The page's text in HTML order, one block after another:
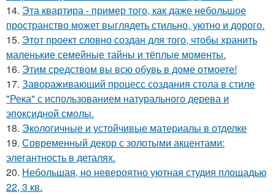
14. Эта квартира - пример того, как даже небольшое
пространство может выглядеть стильно, уютно и дорого.
15. Этот проект словно создан для того, чтобы хранить
маленькие семейные тайны и тёплые моменты.
16. Этим средством вы всю обувь в доме отмоете!
17. Завораживающий процесс создания стола в стиле
"Река" с использованием натурального дерева и
эпоксидной смолы.
18. Экологичные и устойчивые материалы в отделке
19. Современный декор с золотыми акцентами:
элегантность в деталях.
20. Небольшая, но невероятно уютная студия площадью
22, 3 кв.